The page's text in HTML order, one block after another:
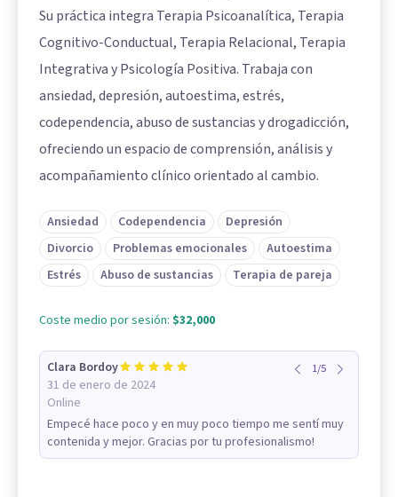
Su práctica integra Terapia Psicoanalítica, Terapia
Cognitivo-Conductual, Terapia Relacional, Terapia
Integrativa y Psicología Positiva. Trabaja con
ansiedad, depresión, autoestima, estrés,
codependencia, abuso de sustancias y drogadicción,
ofreciendo un espacio de comprensión, análisis y
acompañamiento clínico orientado al cambio.
Ansiedad Codependencia
Depresión
Divorcio
Problemas emocionales
Autoestima
Estrés
Abuso de sustancias Terapia de pareja
Coste medio por sesión: $32,000
Clara Bordoy
31 de enero de 2024
Online
1/5
Empecé hace poco y en muy poco tiempo me sentí muy
contenida y mejor. Gracias por tu profesionalismo!